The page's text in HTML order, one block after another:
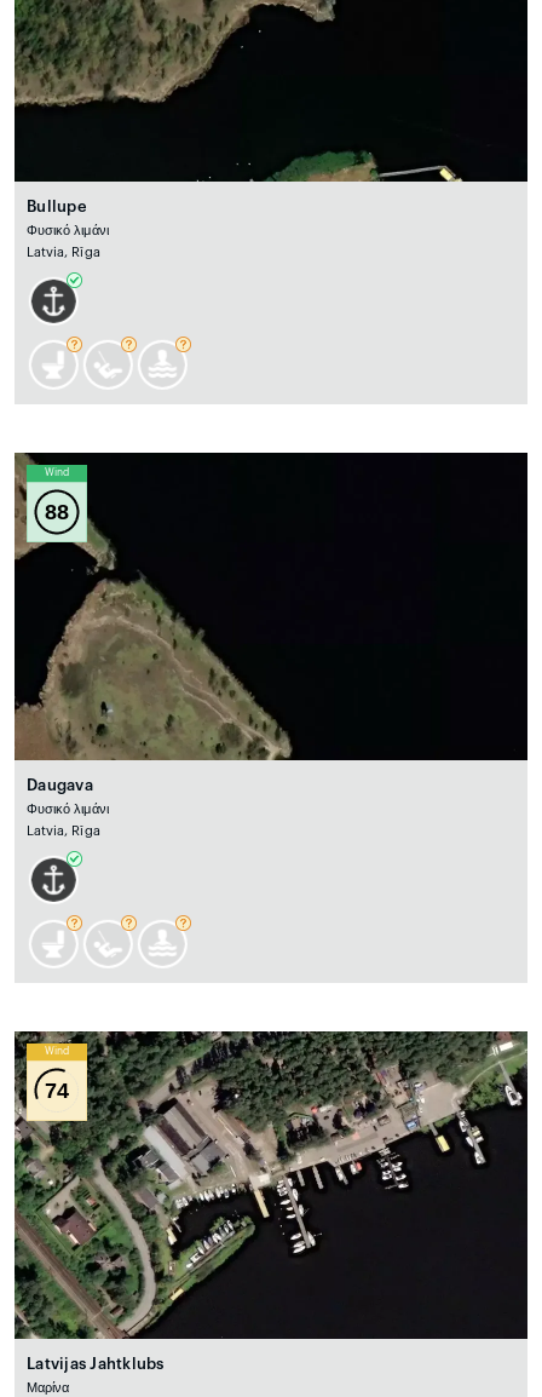
Bullupe
Φυσικό λιμάνι
Latvia, Rīga
Wind
88
Daugava
Φυσικό λιμάνι
Latvia, Rīga
Wind
74
Latvijas Jahtklubs
Μαρίνα